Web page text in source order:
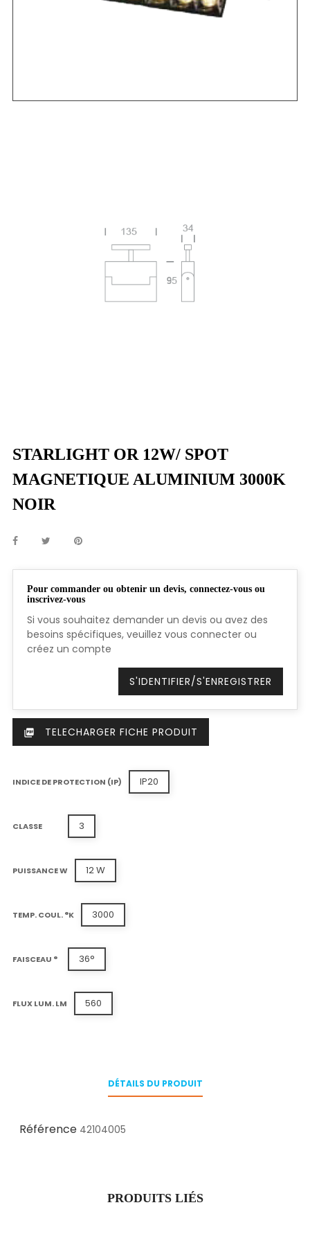
STARLIGHT OR 12W/ SPOT
MAGNETIQUE ALUMINIUM 3000K
NOIR
Pour commander ou obtenir un devis, connectez-vous ou
inscrivez-vous
Si vous souhaitez demander un devis ou avez des
besoins spécifiques, veuillez vous connecter ou
créez un compte
S'IDENTIFIER/S'ENREGISTRER
picture_as_pdf TELECHARGER FICHE PRODUIT
INDICE DE PROTECTION (IP) IP20
CLASSE 3
PUISSANCE W 12 W
TEMP. COUL. °K 3000
FAISCEAU ° 36°
FLUX LUM. LM 560
DÉTAILS DU PRODUIT
Référence 42104005
PRODUITS LIÉS